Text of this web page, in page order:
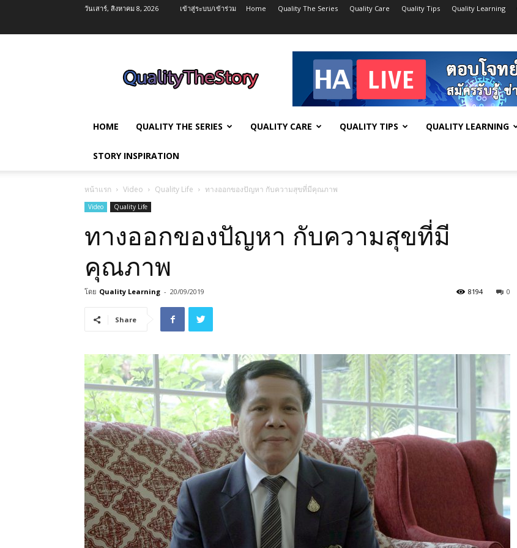
วันเสาร์, สิงหาคม 8, 2026 เข้าสู่ระบบ/เข้าร่วม Home Quality The Series Quality Care Quality Tips Quality Learning
HOME QUALITY THE SERIES QUALITY CARE QUALITY TIPS QUALITY LEARNING
STORY INSPIRATION
หน้าแรก Video Quality Life ทางออกของปัญหา กับความสุขที่มีคุณภาพ
Video Quality Life
ทางออกของปัญหา กับความสุขที่มี
คุณภาพ
โดย Quality Learning - 20/09/2019 0
8194
Share